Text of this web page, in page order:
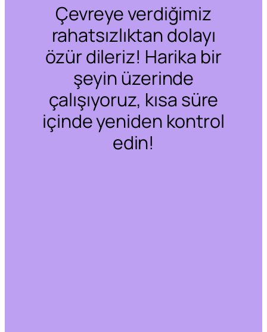
Çevreye verdiğimiz
rahatsızlıktan dolayı
özür dileriz! Harika bir
şeyin üzerinde
çalışıyoruz, kısa süre
içinde yeniden kontrol
edin!